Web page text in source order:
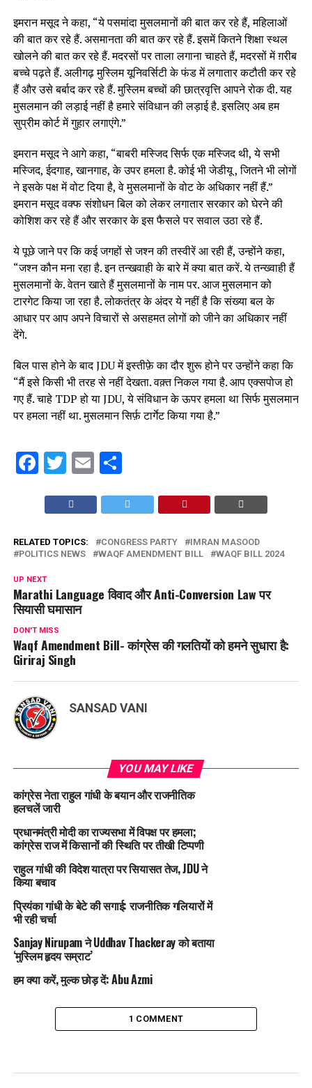
इमरान मसूद ने कहा, “ये पसमांदा मुसलमानों की बात कर रहे हैं, महिलाओं
की बात कर रहे हैं. असमानता की बात कर रहे हैं. इसमें कितने शिक्षा स्थल
खोलने की बात कर रहे हैं. मदरसों पर ताला लगाना चाहते हैं, मदरसों में ग़रीब
बच्चे पढ़ते हैं. अलीगढ़ मुस्लिम यूनिवर्सिटी के फंड में लगातार कटौती कर रहे
हैं और उसे बर्बाद कर रहे हैं. मुस्लिम बच्चों की छात्रवृत्ति आपने रोक दी. यह
मुसलमान की लड़ाई नहीं है हमारे संविधान की लड़ाई है. इसलिए अब हम
सुप्रीम कोर्ट में गुहार लगाएंगे.”
इमरान मसूद ने आगे कहा, “बाबरी मस्जिद सिर्फ एक मस्जिद थी, ये सभी
मस्जिद, ईदगाह, खानगाह, के उपर हमला है. कोई भी जेडीयू , जितने भी लोगों
ने इसके पक्ष में वोट दिया है, वे मुसलमानों के वोट के अधिकार नहीं हैं.”
इमरान मसूद वक्फ संशोधन बिल को लेकर लगातार सरकार को घेरने की
कोशिश कर रहे हैं और सरकार के इस फैसले पर सवाल उठा रहे हैं.
ये पूछे जाने पर कि कई जगहों से जश्न की तस्वीरें आ रही हैं, उन्होंने कहा,
“जश्न कौन मना रहा है. इन तन्खवाही के बारे में क्या बात करें. ये तन्ख्वाही हैं
मुसलमानों के. वेतन खाते हैं मुसलमानों के नाम पर. आज मुसलमान को
टारगेट किया जा रहा है. लोकतंत्र के अंदर ये नहीं है कि संख्या बल के
आधार पर आप अपने विचारों से असहमत लोगों को जीने का अधिकार नहीं
देंगे.
बिल पास होने के बाद JDU में इस्तीफ़े का दौर शुरू होने पर उन्होंने कहा कि
“मैं इसे किसी भी तरह से नहीं देखता. वक़्त निकल गया है. आप एक्सपोज हो
गए हैं. चाहे TDP हो या JDU, ये संविधान के ऊपर हमला था सिर्फ मुसलमान
पर हमला नहीं था. मुसलमान सिर्फ़ टार्गेट किया गया है.”
Facebook
Twitter
EmailShare
RELATED TOPICS: CONGRESS PARTY
IMRAN MASOOD
POLITICS NEWS
WAQF AMENDMENT BILL WAQF BILL 2024
UP NEXT
Marathi Language विवाद और Anti-Conversion Law पर
सियासी घमासान
DON'T MISS
Waqf Amendment Bill- कांग्रेस की गलतियों को हमने सुधारा है:
Giriraj Singh
SANSAD VANI
YOU MAY LIKE
कांग्रेस नेता राहुल गांधी के बयान और राजनीतिक
हलचलें जारी
प्रधानमंत्री मोदी का राज्यसभा में विपक्ष पर हमला;
कांग्रेस राज में किसानों की स्थिति पर तीखी टिप्पणी
राहुल गांधी की विदेश यात्रा पर सियासत तेज, JDU ने
किया बचाव
प्रियंका गांधी के बेटे की सगाई: राजनीतिक गलियारों में
भी रही चर्चा
Sanjay Nirupam ने Uddhav Thackeray को बताया
‘मुस्लिम हृदय सम्राट’
हम क्या करें, मुल्क छोड़ दें: Abu Azmi
1 COMMENT